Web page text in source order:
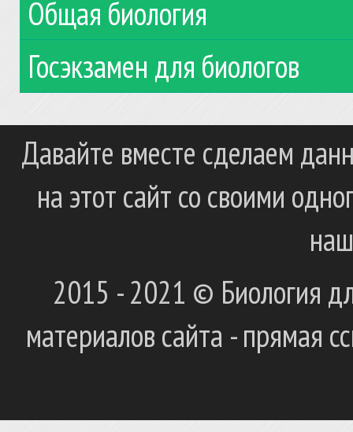
Общая биология
Госэкзамен для биологов
Давайте вместе сделаем
на этот сайт со своими
2015 - 2021 © Биология
материалов сайта - прямая